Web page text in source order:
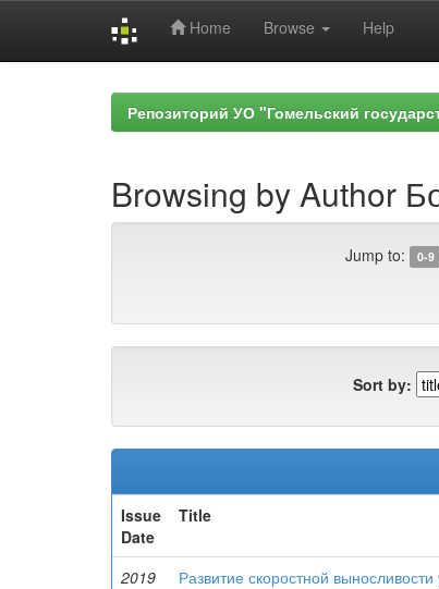
Home Browse Help
Репозиторий УО "Гомельский
Browsing by Author
Jump to: 0-9
Sort by:
Issue
Date
Title
2019 Развитие скоростной